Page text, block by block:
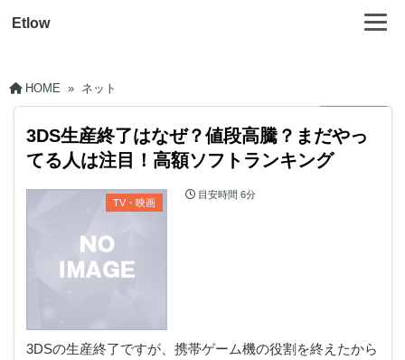
Etlow
HOME » ネット
3DS生産終了はなぜ？値段高騰？まだやっ
てる人は注目！高額ソフトランキング
TV・映画
目安時間 6分
3DSの生産終了ですが、携帯ゲーム機の役割を終えたから